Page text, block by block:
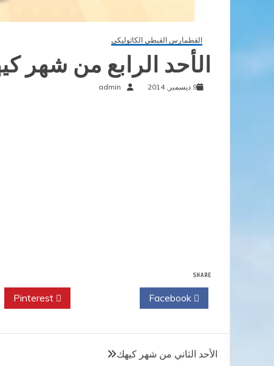
القطمارس القبطي الكاثوليكي
الأحد الرابع من شهر
9 ديسمبر, 2014 admin
SHARE
تصفّح
الأحد الثاني من شهر كيهك